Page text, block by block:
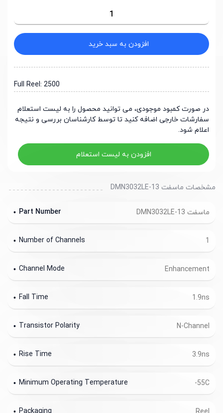
افزودن به سبد خرید
Full Reel: 2500
در صورت کمبود موجودی، می توانید محصول را به لیست استعلام
سفارشات خارجی اضافه کنید تا توسط کارشناسان بررسی و نتیجه
اعلام شود.
افزودن به لیست استعلام
مشخصات ماسفت DMN3032LE-13
ماسفت DMN3032LE-13 Part Number
1
Number of Channels
Enhancement
Channel Mode
1.9ns
Fall Time
N-Channel
Transistor Polarity
3.9ns
Rise Time
-55C
Minimum Operating Temperature